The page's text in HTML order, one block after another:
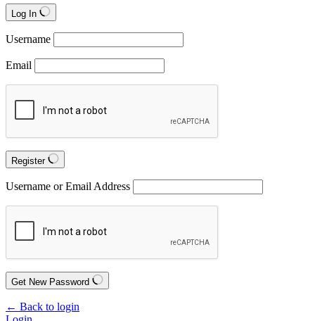
Log In
Username
Email
Register
Username or Email Address
Get New Password
← Back to login